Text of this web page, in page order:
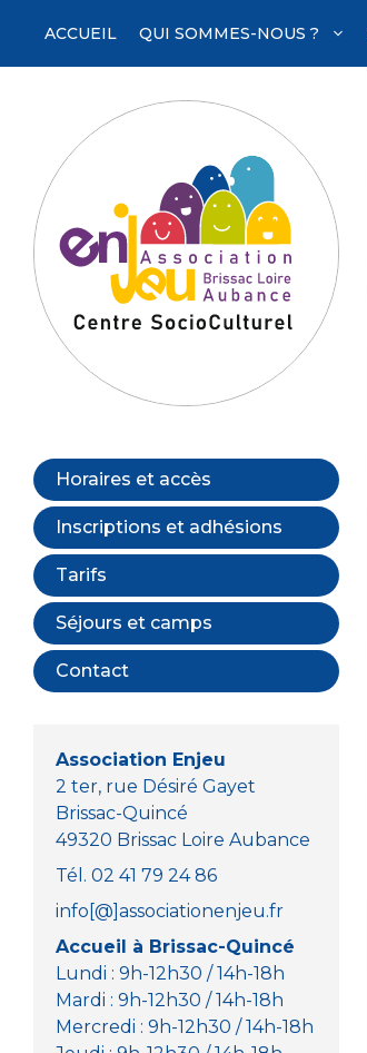
contenu
ACCUEIL QUI SOMMES-NOUS ?
Horaires et accès
Inscriptions et adhésions
Tarifs
Séjours et camps
Contact
Association Enjeu
2 ter, rue Désiré Gayet
Brissac-Quincé
49320 Brissac Loire Aubance
Tél. 02 41 79 24 86
info[@]associationenjeu.fr
Accueil à Brissac-Quincé
Lundi : 9h-12h30 / 14h-18h
Mardi : 9h-12h30 / 14h-18h
Mercredi : 9h-12h30 / 14h-18h